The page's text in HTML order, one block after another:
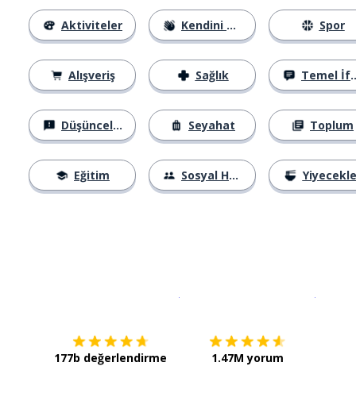
Aktiviteler
Alışveriş
Düşünceler
Eğitim
Kendini Tanıtma
Sağlık
Seyahat
Sosyal Hayat
Spor
Temel İfadeler
Toplum
177b değerlendirme 1.47M yorum